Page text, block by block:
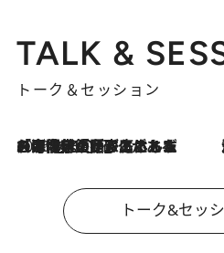
TALK &
トーク＆セッション
2026.8.3
「今後値上げがあるとすれば…」「リスクがあるのは今年の冬」エネルギー専門家が語る、ホルムズ海峡封鎖が家庭にもたらす“ある心配” 「
トーク&セッ